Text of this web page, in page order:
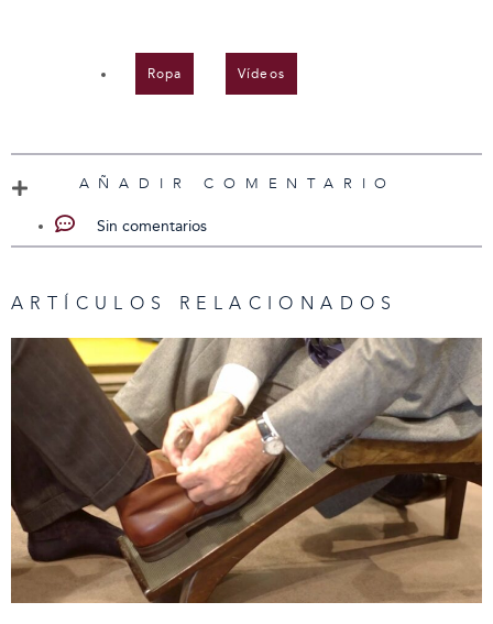
Ropa Vídeos
AÑADIR COMENTARIO
Sin comentarios
ARTÍCULOS RELACIONADOS